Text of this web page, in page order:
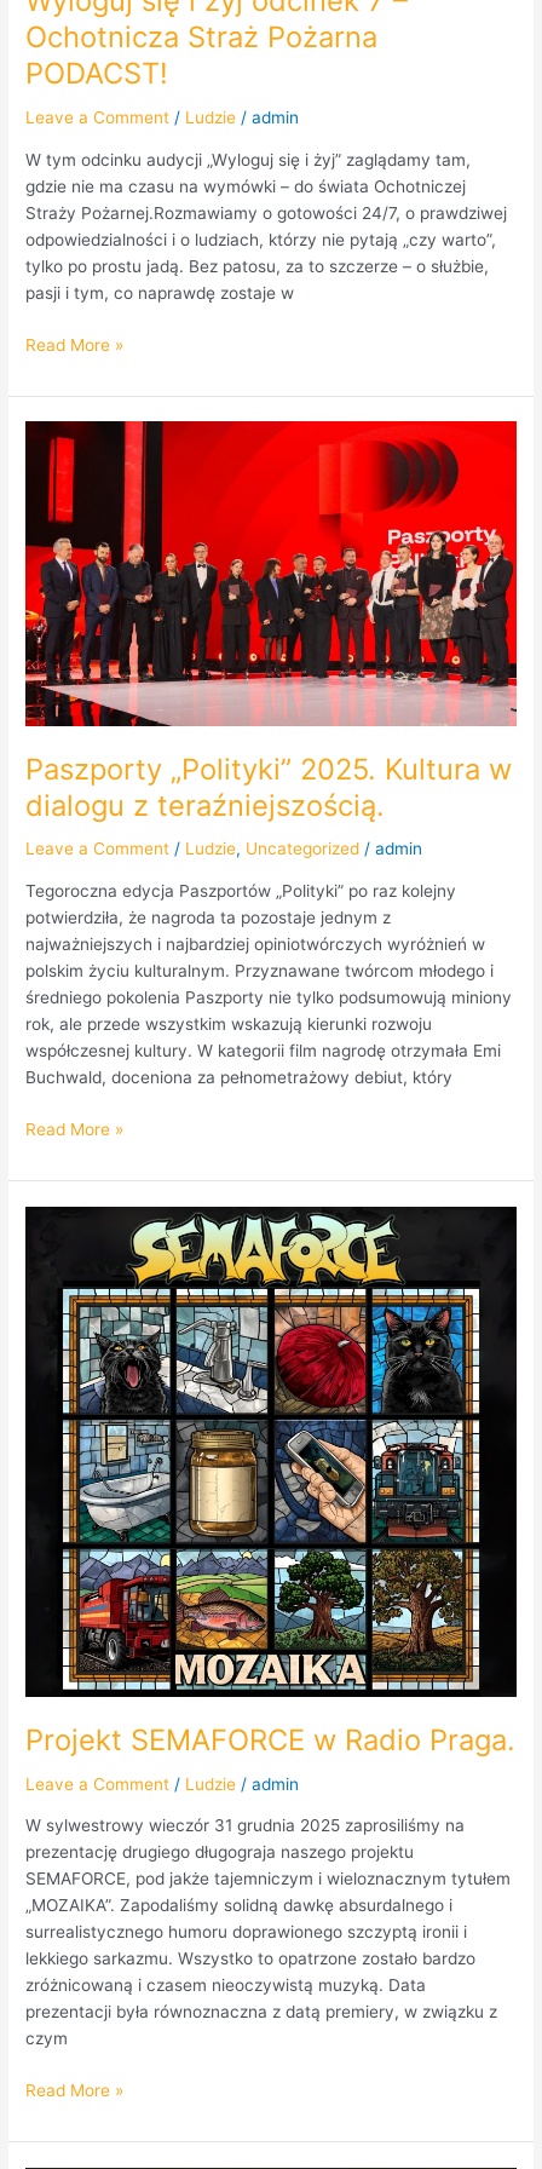
Ochotnicza Straż Pożarna
PODACST!
Leave a Comment / Ludzie /admin
W tym odcinku audycji „Wyloguj się i żyj” zaglądamy tam,
gdzie nie ma czasu na wymówki – do świata Ochotniczej
Straży Pożarnej.Rozmawiamy o gotowości 24/7, o prawdziwej
odpowiedzialności i o ludziach, którzy nie pytają „czy warto”,
tylko po prostu jadą. Bez patosu, za to szczerze – o służbie,
pasji i tym, co naprawdę zostaje w
Read More »
Paszporty „Polityki” 2025. Kultura w
dialogu z teraźniejszością.
Leave a Comment / Ludzie, Uncategorized /admin
Tegoroczna edycja Paszportów „Polityki” po raz kolejny
potwierdziła, że nagroda ta pozostaje jednym z
najważniejszych i najbardziej opiniotwórczych wyróżnień w
polskim życiu kulturalnym. Przyznawane twórcom młodego i
średniego pokolenia Paszporty nie tylko podsumowują miniony
rok, ale przede wszystkim wskazują kierunki rozwoju
współczesnej kultury. W kategorii film nagrodę otrzymała Emi
Buchwald, doceniona za pełnometrażowy debiut, który
Paszporty
„Polityki”
2025.
Kultura
w
dialogu
z
teraźniejszością.
Read More »
Projekt SEMAFORCE w Radio Praga.
Leave a Comment / Ludzie /admin
W sylwestrowy wieczór 31 grudnia 2025 zaprosiliśmy na
prezentację drugiego długograja naszego projektu
SEMAFORCE, pod jakże tajemniczym i wieloznacznym tytułem
„MOZAIKA”. Zapodaliśmy solidną dawkę absurdalnego i
surrealistycznego humoru doprawionego szczyptą ironii i
lekkiego sarkazmu. Wszystko to opatrzone zostało bardzo
zróżnicowaną i czasem nieoczywistą muzyką. Data
prezentacji była równoznaczna z datą premiery, w związku z
czym
Radio
Praga.
Read More »